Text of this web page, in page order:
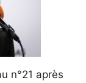
n°21 après